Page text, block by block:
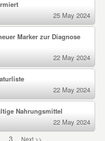
25 May 2024
Marker zur Diagnose
22 May 2024
22 May 2024
Nahrungsmittel
22 May 2024
3 Next >>